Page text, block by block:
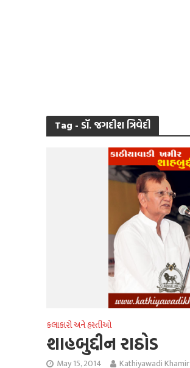
Tag - ડૉ. જગદીશ ત્રિવેદી
કલાકારો અને હસ્તીઓ
શાહબુદ્દીન રાઠોડ
May 15, 2014 Kathiyawadi Khamir